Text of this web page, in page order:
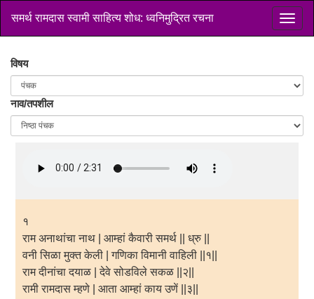
समर्थ रामदास स्वामी साहित्य शोध: ध्वनिमुद्रित रचना
विषय
नाव/तपशील
१
राम अनाथांचा नाथ | आम्हां कैवारी समर्थ || ध्रु ||
वनी सिळा मुक्त केली | गणिका विमानी वाहिली ||१||
राम दीनांचा दयाळ | देवे सोडविले सकळ ||२||
रामी रामदास म्हणे | आता आम्हां काय उणें ||३||